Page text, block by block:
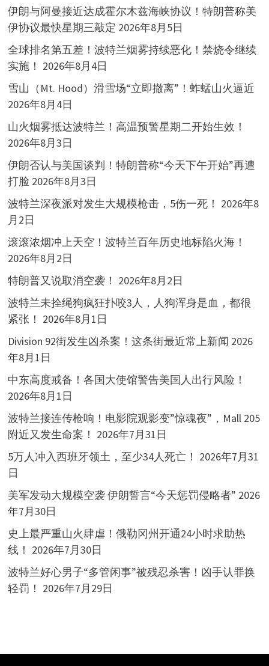
伊朗与阿曼接近达成霍尔木兹海峡协议！特朗普称美
伊协议最快星期三敲定 2026年8月5日
全球排名第五差！波特兰烟雾持续恶化！禁烧令继续
实施！ 2026年8月4日
雪山（Mt. Hood）滑雪场“立即撤离”！蚱蜢山火逼近
2026年8月4日
山火烟雾抵达波特兰！高温预警星期二开始生效！
2026年8月3日
伊朗否认与美国谈判！特朗普称“今天下午开始”再遭
打脸 2026年8月3日
波特兰深夜派对发生大规模枪击，5伤一死！ 2026年8
月2日
滚滚浓烟冲上天空！波特兰百年历史地标陷火海！
2026年8月2日
特朗普又说取消空袭！ 2026年8月2日
波特兰未拴绳狗疯狂扑咬3人，人狗浑身是血，都很
紧张！ 2026年8月1日
Division 92街发生凶杀案！这条街最近常上新闻 2026
年8月1日
中东高度戒备！各国大使馆警告美国人出行风险！
2026年8月1日
波特兰接连传枪响！电影院观影变”惊魂夜”，Mall 205
附近又发生命案！ 2026年7月31日
5万人冲入西班牙领土，至少34人死亡！ 2026年7月31
日
美军发动大规模空袭 伊朗誓言“今天惩罚侵略者” 2026
年7月30日
史上最严重山火肆虐！俄勒冈州开通24小时求助热
线！ 2026年7月30日
波特兰好心男子“多管闲事”被残忍杀害！凶手认罪换
轻罚！ 2026年7月29日